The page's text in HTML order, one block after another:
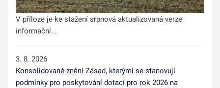
V příloze je ke stažení srpnová aktualizovaná verze
informační...
3. 8. 2026
Konsolidované znění Zásad, kterými se stanovují
podmínky pro poskytování dotací pro rok 2026 na